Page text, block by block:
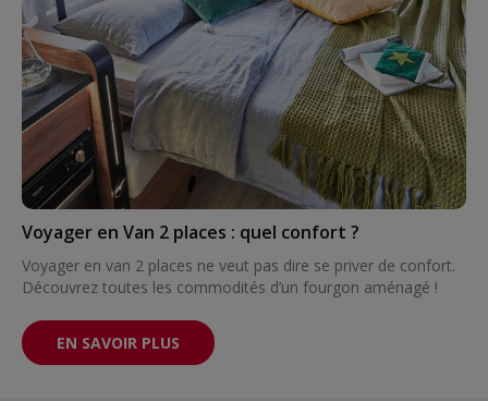
Voyager en Van 2 places : quel confort ?
Voyager en van 2 places ne veut pas dire se priver de confort.
Découvrez toutes les commodités d’un fourgon aménagé !
EN SAVOIR PLUS